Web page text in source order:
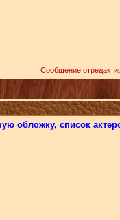
Сообщение
обложку, список